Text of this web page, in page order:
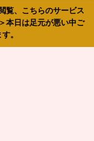
覧、こちらのサービス
本日は足元が悪い中ご
。